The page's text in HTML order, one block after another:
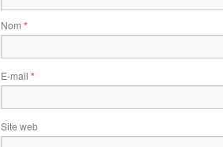
Nom *
E-mail *
Site web